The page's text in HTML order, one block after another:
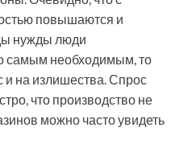
повышаются и
нужды люди
самым необходимым, то
и на излишества. Спрос
что производство не
можно часто увидеть